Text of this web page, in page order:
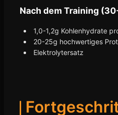
Nach dem Training
1,0-1,2g Kohlenhydrate
20-25g hochwertiges
Elektrolytersatz